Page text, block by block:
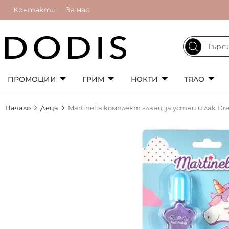
Контакти За нас
ПРОМОЦИИ ГРИМ НОКТИ ТЯЛО
Начало Деца Martinelia комплект гланц за устни и лак